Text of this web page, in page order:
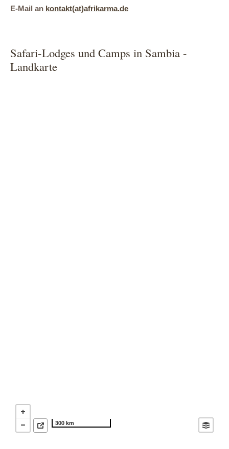
E-Mail an kontakt(at)afrikarma.de
Safari-Lodges und Camps in Sambia -
Landkarte
300 km